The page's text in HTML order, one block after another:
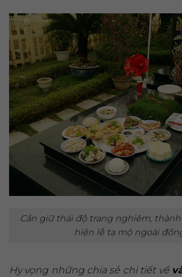
Cần giữ thái độ trang nghiêm,
hiện lễ tạ mộ ngoài
Hy vọng những chia sẻ chi tiết về